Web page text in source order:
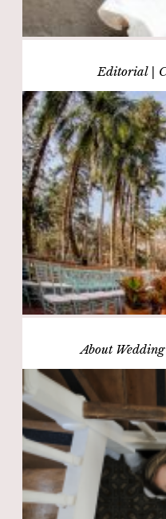
Editorial |
About